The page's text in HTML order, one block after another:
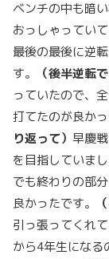
ベンチの中も暗
おっしゃってい
最後の最後に逆
す。
（後半逆転
っていたので、
打てたのが良か
り返って） 早慶
を目指していま
でも終わりの部
良かったです。
引っ張ってくれ
から4年生になる